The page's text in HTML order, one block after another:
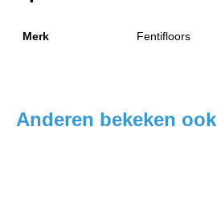
Merk Fentifloors
Anderen bekeken ook